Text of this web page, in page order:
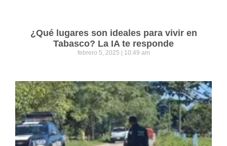
¿Qué lugares son ideales para vivir en
Tabasco? La IA te responde
febrero 5, 2025 10:49 am